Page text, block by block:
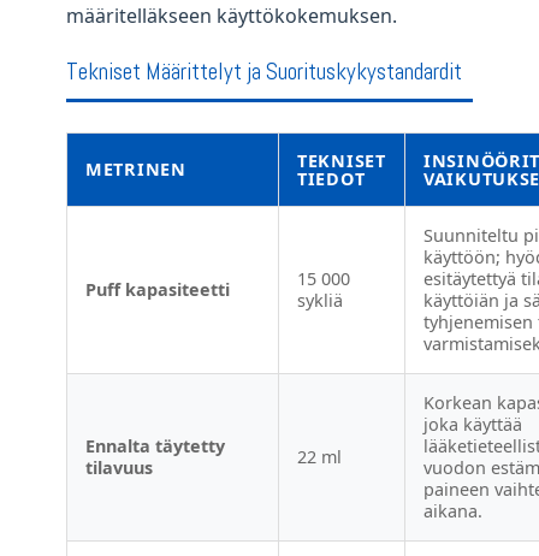
määritelläkseen käyttökokemuksen.
Tekniset Määrittelyt ja Suorituskykystandardit
METRINEN TEKNISET
TIEDOT
Puff kapasiteetti
15 000
sykliä
Suunniteltu
käyttöön;
esitäytettyä
käyttöiän ja
tyhjenemisen
Ennalta täytetty
tilavuus
22 ml
Korkean
joka käyttää
vuodon
paineen
aikana.